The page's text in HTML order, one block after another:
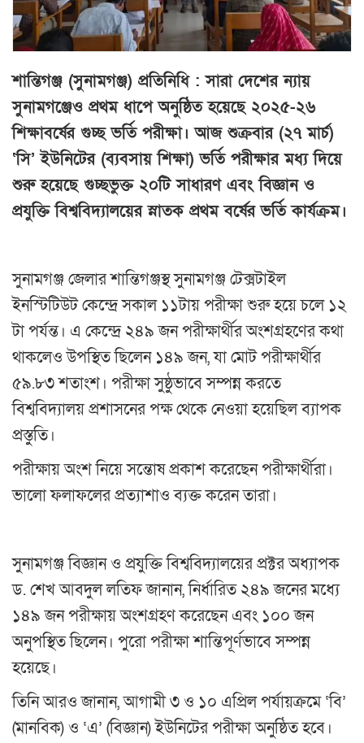
শান্তিগঞ্জ (সুনামগঞ্জ) প্রতিনিধি : সারা দেশের ন্যায়
সুনামগঞ্জেও প্রথম ধাপে অনুষ্ঠিত হয়েছে ২০২৫-২৬
শিক্ষাবর্ষের গুচ্ছ ভর্তি পরীক্ষা। আজ শুক্রবার (২৭ মার্চ)
‘সি’ ইউনিটের (ব্যবসায় শিক্ষা) ভর্তি পরীক্ষার মধ্য দিয়ে
শুরু হয়েছে গুচ্ছভুক্ত ২০টি সাধারণ এবং বিজ্ঞান ও
প্রযুক্তি বিশ্ববিদ্যালয়ের স্নাতক প্রথম বর্ষের ভর্তি কার্যক্রম।
সুনামগঞ্জ জেলার শান্তিগঞ্জস্থ সুনামগঞ্জ টেক্সটাইল
ইনস্টিটিউট কেন্দ্রে সকাল ১১টায় পরীক্ষা শুরু হয়ে চলে ১২
টা পর্যন্ত। এ কেন্দ্রে ২৪৯ জন পরীক্ষার্থীর অংশগ্রহণের কথা
থাকলেও উপস্থিত ছিলেন ১৪৯ জন, যা মোট পরীক্ষার্থীর
৫৯.৮৩ শতাংশ। পরীক্ষা সুষ্ঠুভাবে সম্পন্ন করতে
বিশ্ববিদ্যালয় প্রশাসনের পক্ষ থেকে নেওয়া হয়েছিল ব্যাপক
প্রস্তুতি।
পরীক্ষায় অংশ নিয়ে সন্তোষ প্রকাশ করেছেন পরীক্ষার্থীরা।
ভালো ফলাফলের প্রত্যাশাও ব্যক্ত করেন তারা।
সুনামগঞ্জ বিজ্ঞান ও প্রযুক্তি বিশ্ববিদ্যালয়ের প্রক্টর অধ্যাপক
ড. শেখ আবদুল লতিফ জানান, নির্ধারিত ২৪৯ জনের মধ্যে
১৪৯ জন পরীক্ষায় অংশগ্রহণ করেছেন এবং ১০০ জন
অনুপস্থিত ছিলেন। পুরো পরীক্ষা শান্তিপূর্ণভাবে সম্পন্ন
হয়েছে।
তিনি আরও জানান, আগামী ৩ ও ১০ এপ্রিল পর্যায়ক্রমে ‘বি’
(মানবিক) ও ‘এ’ (বিজ্ঞান) ইউনিটের পরীক্ষা অনুষ্ঠিত হবে।